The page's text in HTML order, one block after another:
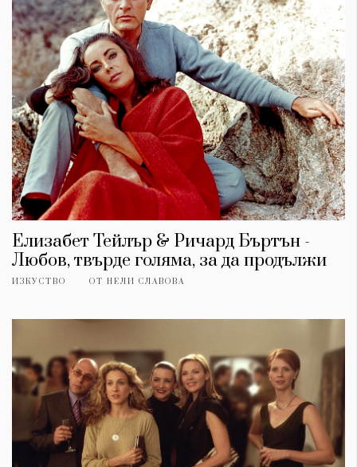
Елизабет Тейлър & Ричард Бъртън -
Любов, твърде голяма, за да продължи
ИЗКУСТВО ОТ НЕЛИ СЛАВОВА